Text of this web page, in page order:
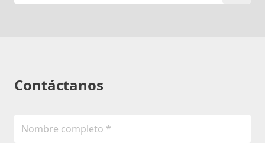
Contáctanos